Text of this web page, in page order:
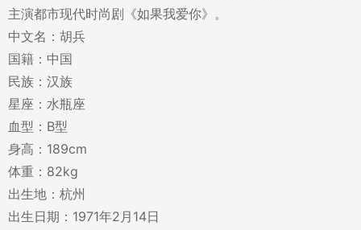
主演都市现代时尚剧《如果我爱你》。
中文名：胡兵
国籍：中国
民族：汉族
星座：水瓶座
血型：B型
身高：189cm
体重：82kg
出生地：杭州
出生日期：1971年2月14日